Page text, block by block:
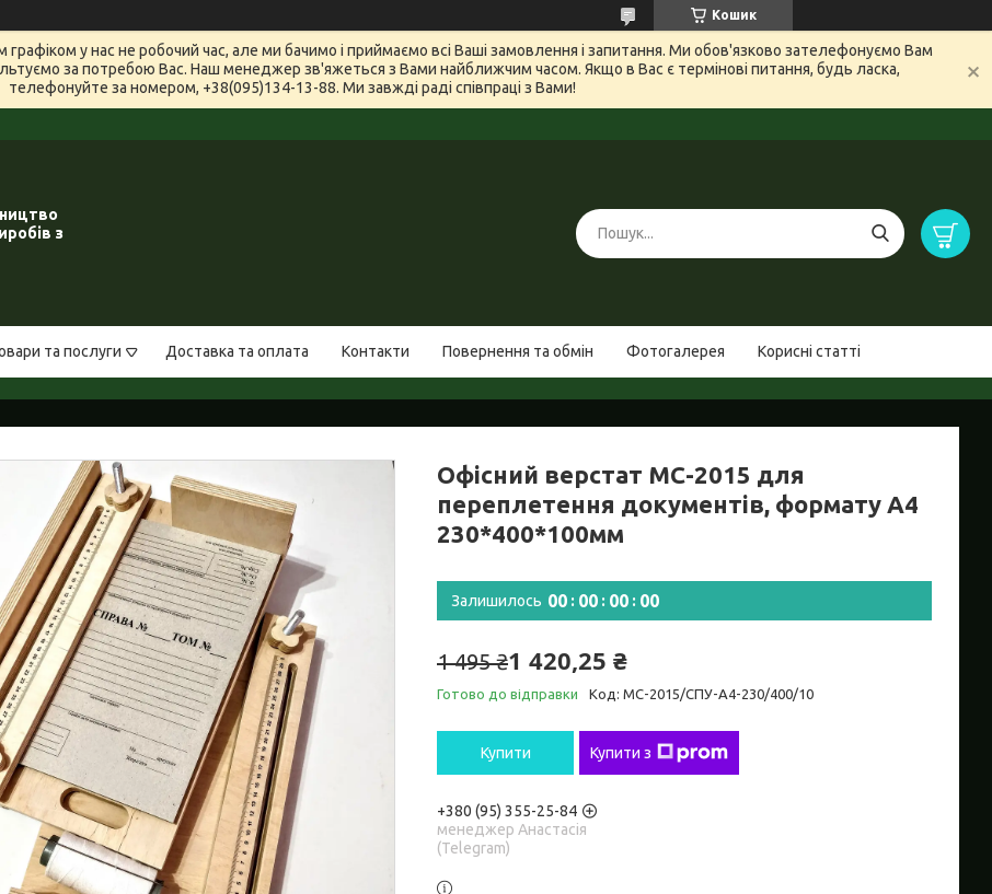
Кошик
у нас не робочий час, але ми бачимо і приймаємо всі Ваші замовлення і запитання. Ми обов'язково зателефонуємо Вам
за потребою Вас. Наш менеджер зв'яжеться з Вами найближчим часом. Якщо в Вас є термінові питання, будь ласка,
телефонуйте за номером, +38(095)134-13-88. Ми завжді раді співпраці з Вами!
з
та послуги Доставка та оплата Контакти Повернення та обмін Фотогалерея Корисні статті
Офісний верстат МС-2015 для
переплетення документів, формату А4
230*400*100мм
Залишилось 00 00 00 00
1 495 ₴1 420,25 ₴
Готово до відправки Код: МС-2015/СПУ-А4-230/400/10
Купити Купити з
+380 (95) 355-25-84
менеджер Анастасія
(Telegram)